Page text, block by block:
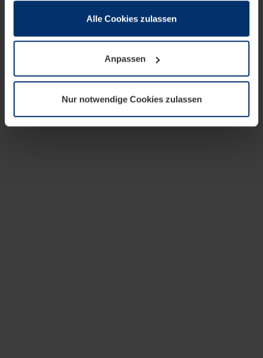
sie im Rahmen Ihrer Nutzung der Dienste gesammelt
wenn diese für den Betrieb dieser Seite unbedingt
notwendig sind. Für alle anderen Cookie-Typen benötigen
wir Ihre Erlaubnis. Ihre Einwilligung können Sie jederzeit
Datenschutzerklärungunserer Website ändern oder
widerrufen.
Alle Cookies zulassen
Anpassen
Nur notwendige Cookies zulassen